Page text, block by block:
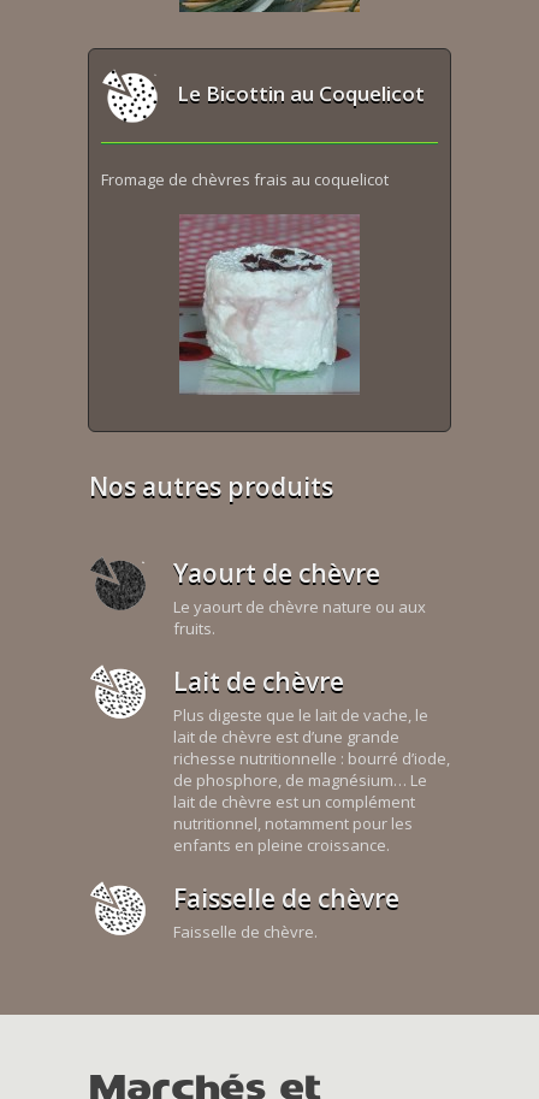
Le Bicottin au Coquelicot
Fromage de chèvres frais au coquelicot
Nos autres produits
Yaourt de chèvre
Le yaourt de chèvre nature ou aux
fruits.
Lait de chèvre
Plus digeste que le lait de vache, le
lait de chèvre est d’une grande
richesse nutritionnelle : bourré d’iode,
de phosphore, de magnésium… Le
lait de chèvre est un complément
nutritionnel, notamment pour les
enfants en pleine croissance.
Faisselle de chèvre
Faisselle de chèvre.
Marchés et